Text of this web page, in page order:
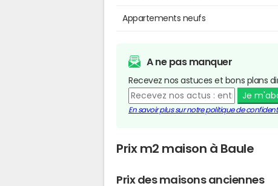
Appartements neufs
A ne pas manquer
Recevez nos astuces et bons plans
Je
En savoir plus sur notre politique de
Prix m2 maison à Baule
Prix des maisons anciennes